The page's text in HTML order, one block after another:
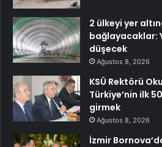
2 ülkeyi yer
bağlayacaklar:
düşecek
Ağustos 8, 2026
KSÜ Rektörü
Türkiye’nin ilk
girmek
Ağustos 8, 2026
İzmir